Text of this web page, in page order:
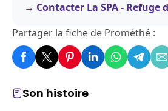
Son histoire
Contacter La SPA - Refuge
Partager la fiche de Prométhé :